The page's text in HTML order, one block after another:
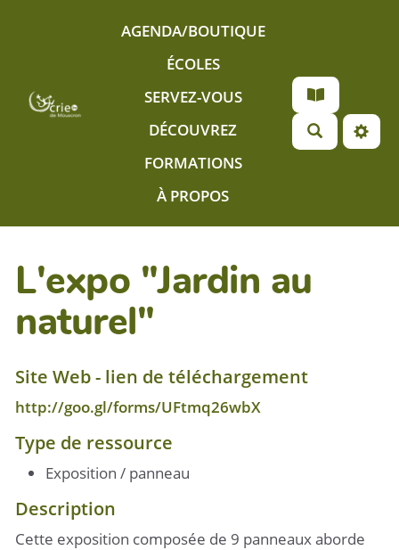
Aller au contenu principal
AGENDA/BOUTIQUE
ÉCOLES
SERVEZ-VOUS
DÉCOUVREZ
FORMATIONS
À PROPOS
L'expo "Jardin au
naturel"
Site Web - lien de téléchargement
http://goo.gl/forms/UFtmq26wbX
Type de ressource
Exposition / panneau
Description
Cette exposition composée de 9 panneaux aborde